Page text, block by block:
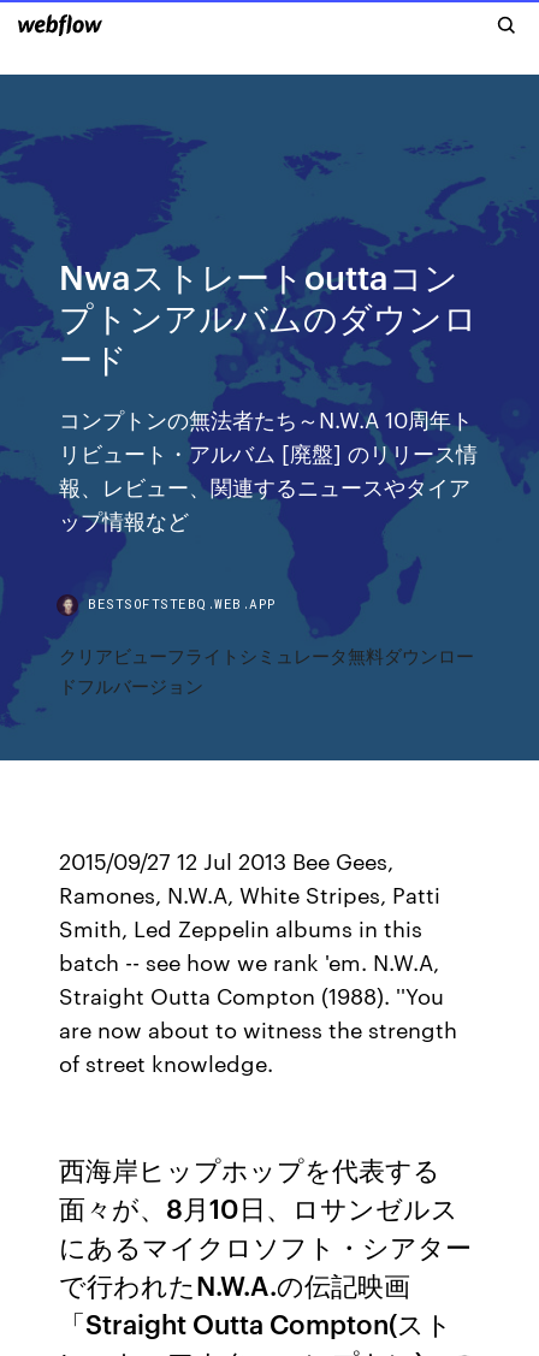
Nwaストレートouttaコン
プトンアルバムのダウンロ
ード
コンプトンの無法者たち～N.W.A 10周年ト
リビュート・アルバム [廃盤] のリリース情
報、レビュー、関連するニュースやタイア
ップ情報など
BESTSOFTSTEBQ.WEB.APP
クリアビューフライトシミュレータ無料ダウンロー
ドフルバージョン
2015/09/27 12 Jul 2013 Bee Gees,
Ramones, N.W.A, White Stripes, Patti
Smith, Led Zeppelin albums in this
batch -- see how we rank 'em. N.W.A,
Straight Outta Compton (1988). ''You
are now about to witness the strength
of street knowledge.
西海岸ヒップホップを代表する
面々が、8月10日、ロサンゼルス
にあるマイクロソフト・シアター
で行われたN.W.A.の伝記映画
「Straight Outta Compton(スト